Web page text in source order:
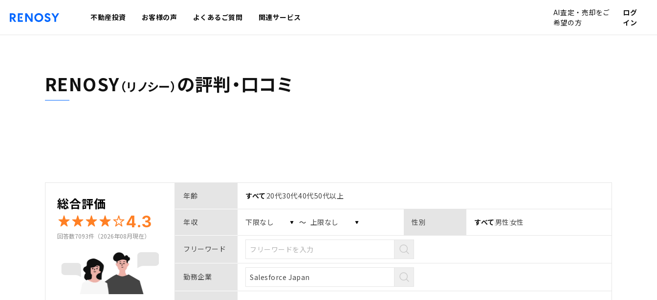
不動産投資 お客様の声 よくあるご質問 関連サービス
AI査定・売却をご
希望の方
ログ
イン
RENOSY（リノシー） の評判・口コミ
総合評価
4.3
回答数7093件（2026年08月現在）
年齢 すべて 20代30代40代50代以上
年収 〜 性別 すべて 男性 女性
フリーワード
勤務企業